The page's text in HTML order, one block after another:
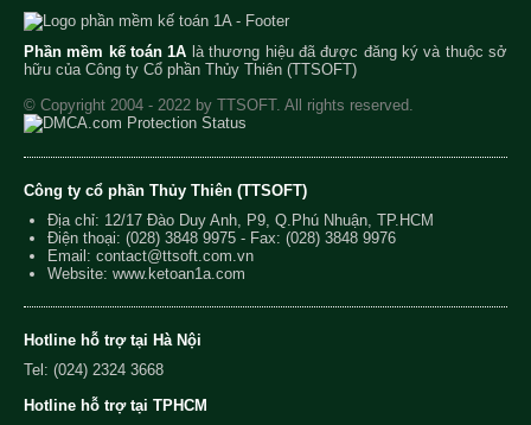
Phần mềm kế toán 1A là thương hiệu đã được đăng ký và thuộc sở
hữu của Công ty Cổ phần Thủy Thiên (TTSOFT)
© Copyright 2004 - 2022 by TTSOFT. All rights reserved.
Công ty cổ phần Thủy Thiên (TTSOFT)
Địa chỉ: 12/17 Đào Duy Anh, P9, Q.Phú Nhuận, TP.HCM
Điện thoại: (028) 3848 9975 - Fax: (028) 3848 9976
Email: contact@ttsoft.com.vn
Website: www.ketoan1a.com
Hotline hỗ trợ tại Hà Nội
Tel: (024) 2324 3668
Hotline hỗ trợ tại TPHCM